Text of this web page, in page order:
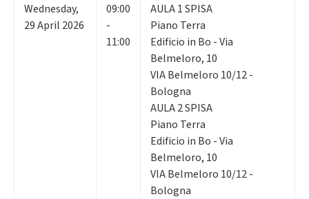
Wednesday,
29April 2026
09:00
-
11:00
AULA 1 SPISA
Piano Terra
Edificio in Bo - Via
Belmeloro, 10
VIA Belmeloro 10/12 -
Bologna
AULA 2 SPISA
Piano Terra
Edificio in Bo - Via
Belmeloro, 10
VIA Belmeloro 10/12 -
Bologna